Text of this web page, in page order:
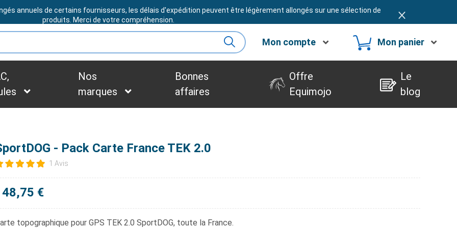
BESOIN D'ASSISTANCE ?
annuels de certains fournisseurs, les délais d'expédition peuvent être légèrement allongés sur une sélection de
produits. Merci de votre compréhension.
Mon compte Mon panier
Nos
marques
Bonnes
affaires
Offre
Equimojo
Le
blog
- Pack Carte France TEK 2.0
1 Avis
€
topographique pour GPS TEK 2.0 SportDOG, toute la France.